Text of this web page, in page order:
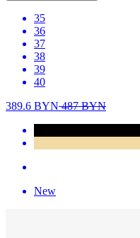
35
36
37
38
39
40
389.6 BYN487BYN
New